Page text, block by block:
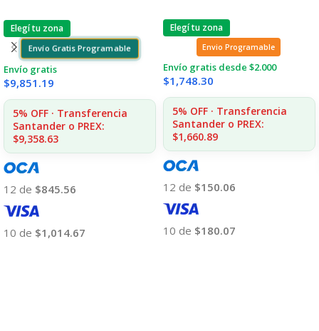
Elegí tu zona
Envío Gratis Programable
Envío gratis
$9,851.19
5% OFF · Transferencia
Santander o PREX:
$9,358.63
12 de $845.56
10 de $1,014.67
Elegí tu zona
Envio Programable
Envío gratis desde $2.000
$1,748.30
5% OFF · Transferencia
Santander o PREX:
$1,660.89
12 de $150.06
10 de $180.07